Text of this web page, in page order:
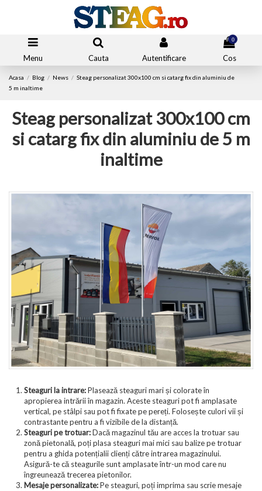
Menu Cauta Autentificare
0
Cos
Acasa Blog News
Steag personalizat 300x100 cm si catarg fix din aluminiu de
5 m inaltime
Steag personalizat 300x100 cm
si catarg fix din aluminiu de 5 m
inaltime
Steaguri la intrare:Plasează steaguri mari și colorate în
apropierea intrării în magazin. Aceste steaguri pot fi amplasate
vertical, pe stâlpi sau pot fi fixate pe pereți. Folosește culori vii și
contrastante pentru a fi vizibile de la distanță.
Steaguri pe trotuar:Dacă magazinul tău are acces la trotuar sau
zonă pietonală, poți plasa steaguri mai mici sau balize pe trotuar
pentru a ghida potențialii clienți către intrarea magazinului.
Asigură-te că steagurile sunt amplasate într-un mod care nu
îngreunează trecerea pietonilor.
Mesaje personalizate:Pe steaguri, poți imprima sau scrie mesaje